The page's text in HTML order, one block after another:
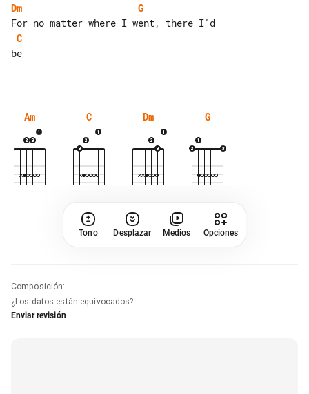
Dm
G
C
be
Am C Dm G
Tono Desplazar Medios Opciones
Composición:
¿Los datos están equivocados?
Enviar revisión